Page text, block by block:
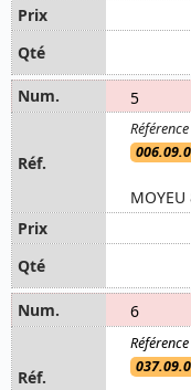
5
6